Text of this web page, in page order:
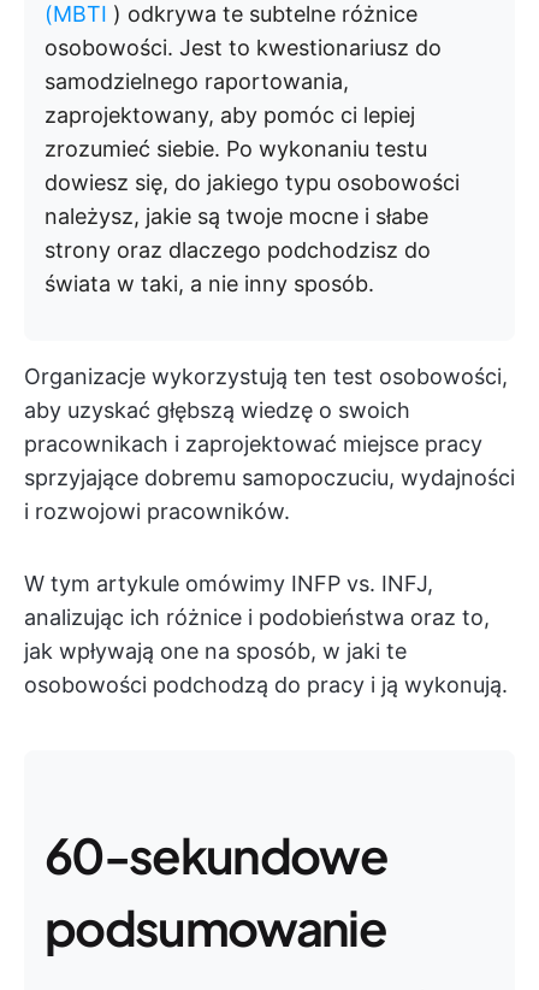
(MBTI ) odkrywa te subtelne różnice
osobowości. Jest to kwestionariusz do
samodzielnego raportowania,
zaprojektowany, aby pomóc ci lepiej
zrozumieć siebie. Po wykonaniu testu
dowiesz się, do jakiego typu osobowości
należysz, jakie są twoje mocne i słabe
strony oraz dlaczego podchodzisz do
świata w taki, a nie inny sposób.
Organizacje wykorzystują ten test osobowości,
aby uzyskać głębszą wiedzę o swoich
pracownikach i zaprojektować miejsce pracy
sprzyjające dobremu samopoczuciu, wydajności
i rozwojowi pracowników.
W tym artykule omówimy INFP vs. INFJ,
analizując ich różnice i podobieństwa oraz to,
jak wpływają one na sposób, w jaki te
osobowości podchodzą do pracy i ją wykonują.
60-sekundowe
podsumowanie